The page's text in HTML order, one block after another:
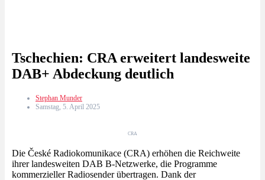
Tschechien: CRA erweitert landesweite
DAB+ Abdeckung deutlich
Stephan Munder
Samstag, 5. April 2025
CRA
Die České Radiokomunikace (CRA) erhöhen die Reichweite
ihrer landesweiten DAB B-Netzwerke, die Programme
kommerzieller Radiosender übertragen. Dank der